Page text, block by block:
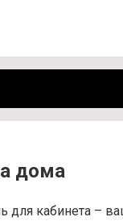
дома
для кабинета –